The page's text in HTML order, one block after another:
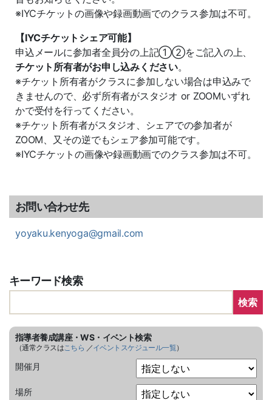
※IYCチケットの画像や録画動画でのクラス参加は不可。
【IYCチケットシェア可能】
申込メールに参加者全員分の上記①②をご記入の上、
チケット所有者がお申し込みください。
※チケット所有者がクラスに参加しない場合は申込みで
きませんので、必ず所有者がスタジオ or ZOOMいずれ
かで受付を行ってください。
※チケット所有者がスタジオ、シェアでの参加者が
ZOOM、又その逆でもシェア参加可能です。
※IYCチケットの画像や録画動画でのクラス参加は不可。
お問い合わせ先
yoyaku.kenyoga@gmail.com
キーワード検索
検索
指導者養成講座・WS・イベント検索
（通常クラスはこちら ／イベントスケジュール一覧）
開催月
場所